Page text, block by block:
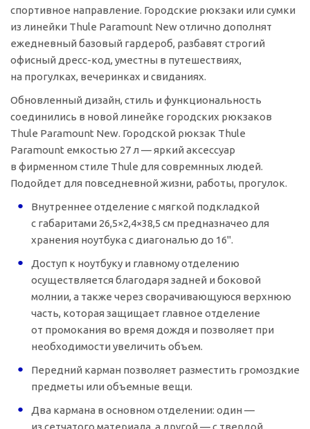
спортивное направление. Городские рюкзаки или сумки
из линейки Thule Paramount New отлично дополнят
ежедневный базовый гардероб, разбавят строгий
офисный дресс-код, уместны в путешествиях,
на прогулках, вечеринках и свиданиях.
Обновленный дизайн, стиль и функциональность
соединились в новой линейке городских рюкзаков
Thule Paramount New. Городской рюкзак Thule
Paramount емкостью 27 л — яркий аксессуар
в фирменном стиле Thule для совремнных людей.
Подойдет для повседневной жизни, работы, прогулок.
Внутреннее отделение с мягкой подкладкой
с габаритами 26,5×2,4×38,5 см предназначео для
хранения ноутбука с диагональю до 16".
Доступ к ноутбуку и главному отделению
осуществляется благодаря задней и боковой
молнии, а также через сворачивающуюся верхнюю
часть, которая защищает главное отделение
от промокания во время дождя и позволяет при
необходимости увеличить объем.
Передний карман позволяет разместить громоздкие
предметы или объемные вещи.
Два кармана в основном отделении: один —
из сетчатого материала, а другой — с твердой